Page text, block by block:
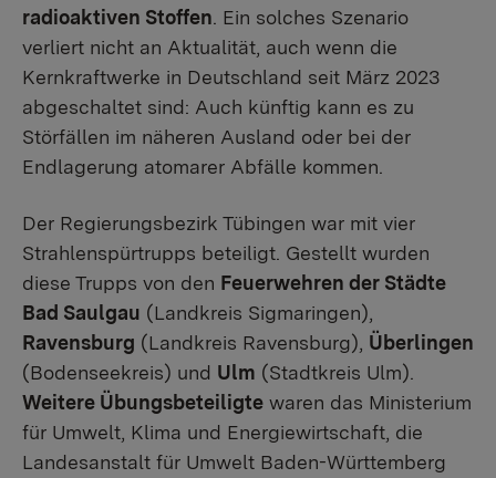
radioaktiven Stoffen . Ein solches Szenario
verliert nicht an Aktualität, auch wenn die
Kernkraftwerke in Deutschland seit März 2023
abgeschaltet sind: Auch künftig kann es zu
Störfällen im näheren Ausland oder bei der
Endlagerung atomarer Abfälle kommen.
Der Regierungsbezirk Tübingen war mit vier
Strahlenspürtrupps beteiligt. Gestellt wurden
diese Trupps von den Feuerwehren der Städte
Bad Saulgau (Landkreis Sigmaringen),
Ravensburg (Landkreis Ravensburg), Überlingen
(Bodenseekreis) und Ulm (Stadtkreis Ulm).
Weitere Übungsbeteiligte waren das Ministerium
für Umwelt, Klima und Energiewirtschaft, die
Landesanstalt für Umwelt Baden-Württemberg